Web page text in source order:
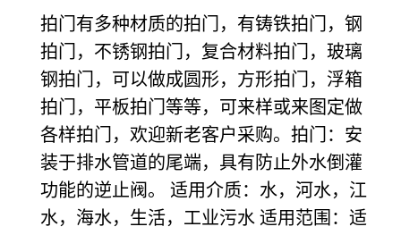
拍门有多种材质的拍门，有铸铁拍门，钢
拍门，不锈钢拍门，复合材料拍门，玻璃
钢拍门，可以做成圆形，方形拍门，浮箱
拍门，平板拍门等等，可来样或来图定做
各样拍门，欢迎新老客户采购。拍门：安
装于排水管道的尾端，具有防止外水倒灌
功能的逆止阀。 适用介质：水，河水，江
水，海水，生活，工业污水 适用范围：适